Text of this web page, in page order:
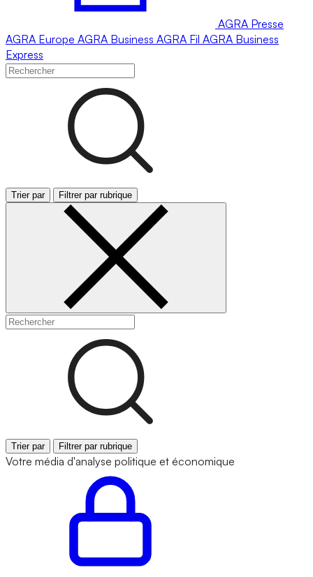
AGRA Presse
AGRA Europe AGRA Business AGRA Fil AGRA Business
Express
Trier par Filtrer par rubrique
Trier par Filtrer par rubrique
Votre média d'analyse politique et économique